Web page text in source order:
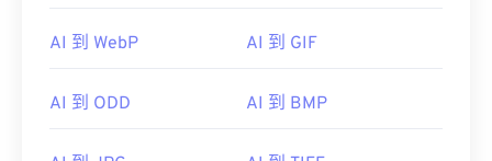
AI 到 WebP AI 到 GIF
AI 到 ODD AI 到 BMP